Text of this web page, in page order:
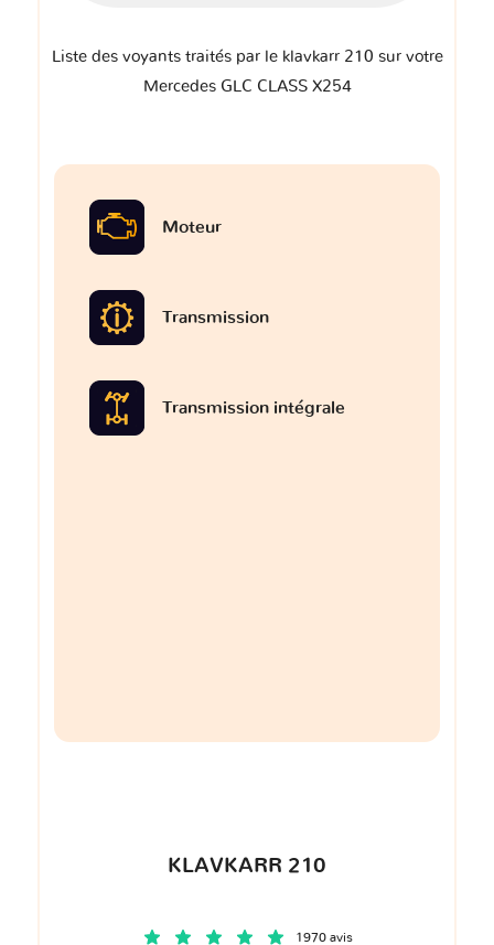
Liste des voyants traités par le klavkarr 210 sur votre
Mercedes GLC CLASS X254
Moteur
Transmission
Transmission intégrale
KLAVKARR 210
1970 avis